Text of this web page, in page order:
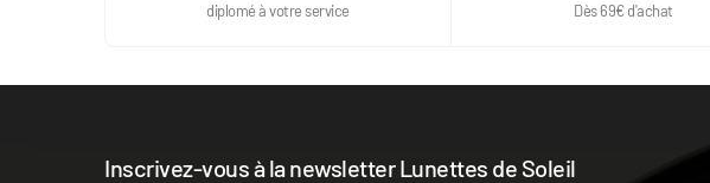
diplomé à votre service Dès 69€ d'achat
Inscrivez-vous à la newsletter Lunettes de Soleil